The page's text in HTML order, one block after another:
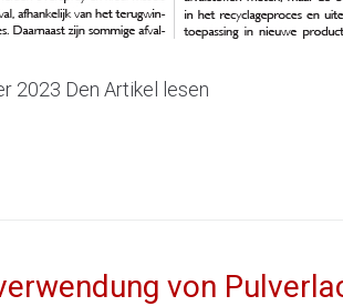
2023 Den Artikel lesen
von